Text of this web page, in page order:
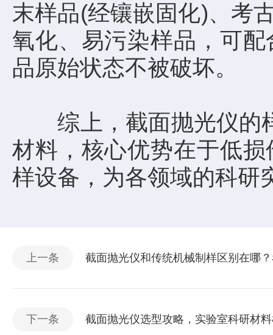
末样品(经镶嵌固化)、考
氧化、易污染样品，可
品原始状态不被破坏。
综上，截面抛光仪的样
材料，核心优势在于低
样设备，为各领域的科研
上一条 截面抛光仪和传统机械制样区别在哪
下一条 截面抛光仪选型攻略，实验室科研材